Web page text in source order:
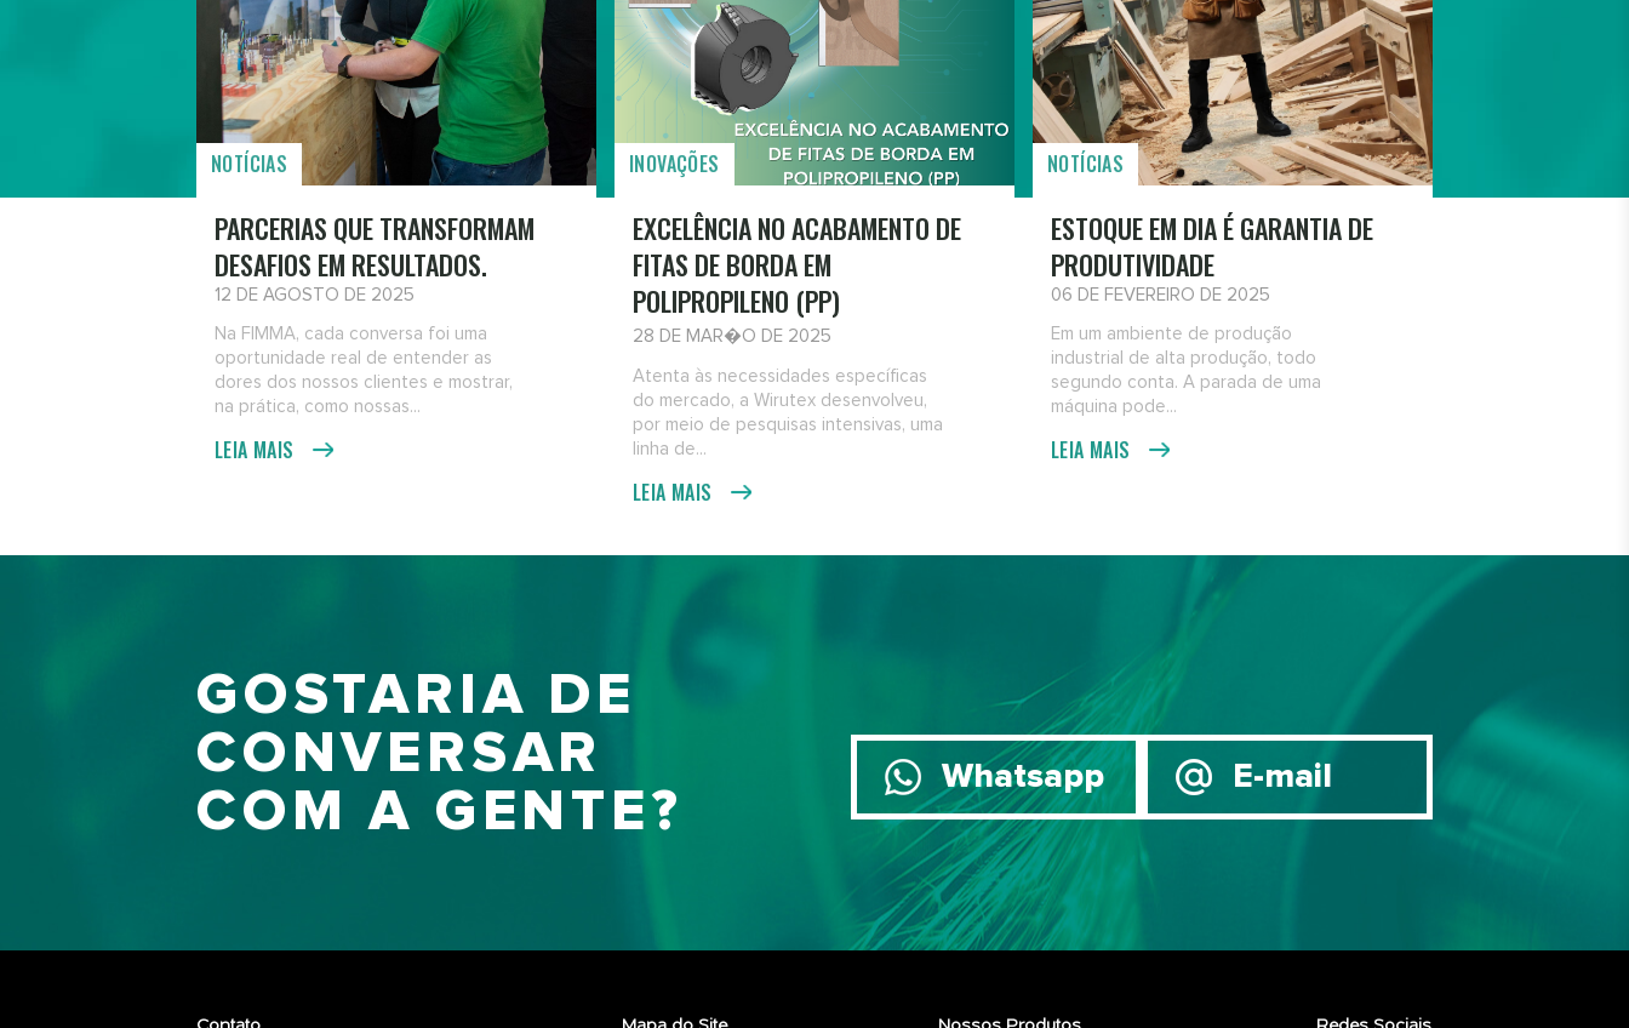
NOTÍCIAS
PARCERIAS QUE TRANSFORMAM
DESAFIOS EM RESULTADOS.
12 DE AGOSTO DE 2025
Na FIMMA, cada conversa foi uma
oportunidade real de entender as
dores dos nossos clientes e mostrar,
na prática, como nossas...
LEIA MAIS
INOVAÇÕES
EXCELÊNCIA NO ACABAMENTO DE
FITAS DE BORDA EM
POLIPROPILENO (PP)
28 DE MAR�O DE 2025
Atenta às necessidades específicas
do mercado, a Wirutex desenvolveu,
por meio de pesquisas intensivas, uma
linha de...
LEIA MAIS
NOTÍCIAS
ESTOQUE EM DIA É GARANTIA DE
PRODUTIVIDADE
06 DE FEVEREIRO DE 2025
Em um ambiente de produção
industrial de alta produção, todo
segundo conta. A parada de uma
máquina pode...
LEIA MAIS
GOSTARIA DE
CONVERSAR
COM A GENTE?
Whatsapp E-mail